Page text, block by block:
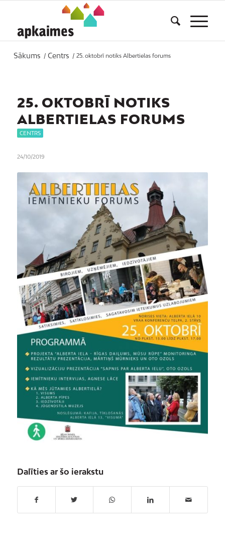
Sākums / Centrs / 25. oktobrī notiks Albertielas forums
25. OKTOBRĪ NOTIKS
ALBERTIELAS FORUMS
CENTRS
24/10/2019
Dalīties ar šo ierakstu